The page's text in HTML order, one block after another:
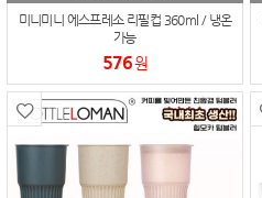
미니미니 에스프레소 리필컵 360ml / 냉온
가능
576원